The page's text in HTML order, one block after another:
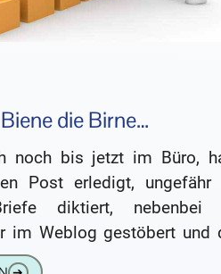
die Birne…
noch bis jetzt im Büro,
Post erledigt, ungefähr
diktiert, nebenbei
im Weblog gestöbert und
für